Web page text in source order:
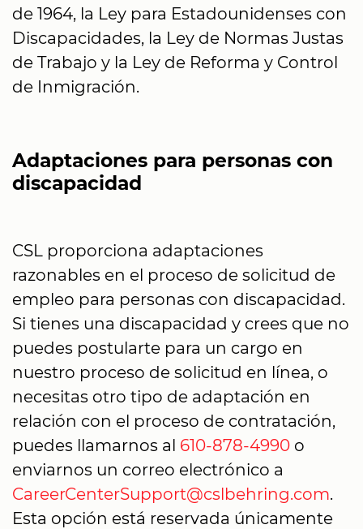
de 1964, la Ley para Estadounidenses con
Discapacidades, la Ley de Normas Justas
de Trabajo y la Ley de Reforma y Control
de Inmigración.
Adaptaciones para personas con
discapacidad
CSL proporciona adaptaciones
razonables en el proceso de solicitud de
empleo para personas con discapacidad.
Si tienes una discapacidad y crees que no
puedes postularte para un cargo en
nuestro proceso de solicitud en línea, o
necesitas otro tipo de adaptación en
relación con el proceso de contratación,
puedes llamarnos al 610-878-4990 o
enviarnos un correo electrónico a
CareerCenterSupport@cslbehring.com.
Esta opción está reservada únicamente